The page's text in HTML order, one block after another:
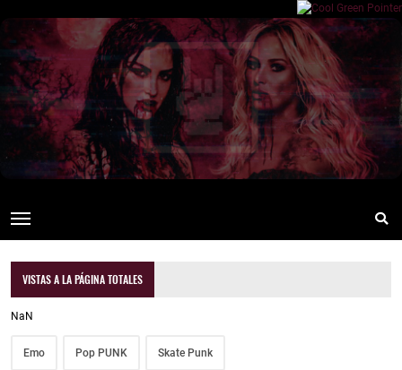
VISTAS A LA PÁGINA TOTALES
NaN
Emo Pop PUNK Skate Punk